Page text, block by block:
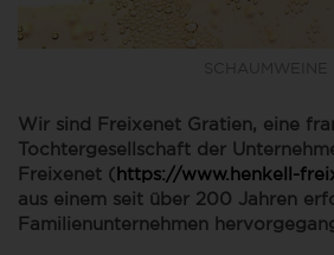
Wir sind Freixenet Gratien, eine
Tochtergesellschaft der
Freixenet ( https://www.henkell-
aus einem seit über 200 Jahren
Familienunternehmen